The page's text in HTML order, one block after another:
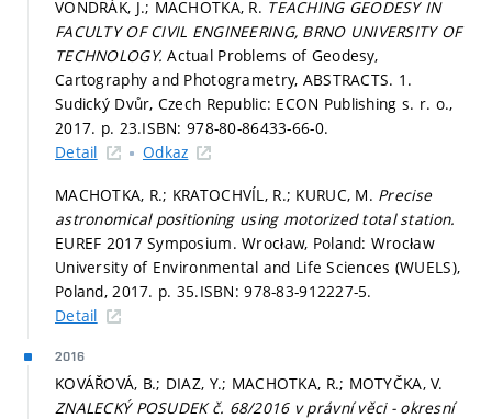
VONDRÁK, J.; MACHOTKA, R. TEACHING GEODESY IN
FACULTY OF CIVIL ENGINEERING, BRNO UNIVERSITY OF
TECHNOLOGY.Actual Problems of Geodesy,
Cartography and Photogrametry, ABSTRACTS. 1.
Sudický Dvůr, Czech Republic: ECON Publishing s. r. o.,
2017. p. 23.ISBN: 978-80-86433-66-0.
Detail
Odkaz
MACHOTKA, R.; KRATOCHVÍL, R.; KURUC, M. Precise
astronomical positioning using motorized total station.
EUREF 2017 Symposium. Wrocław, Poland: Wrocław
University of Environmental and Life Sciences (WUELS),
Poland, 2017. p. 35.ISBN: 978-83-912227-5.
Detail
2016
KOVÁŘOVÁ, B.; DIAZ, Y.; MACHOTKA, R.; MOTYČKA, V.
ZNALECKÝ POSUDEK č. 68/2016 v právní věci - okresní